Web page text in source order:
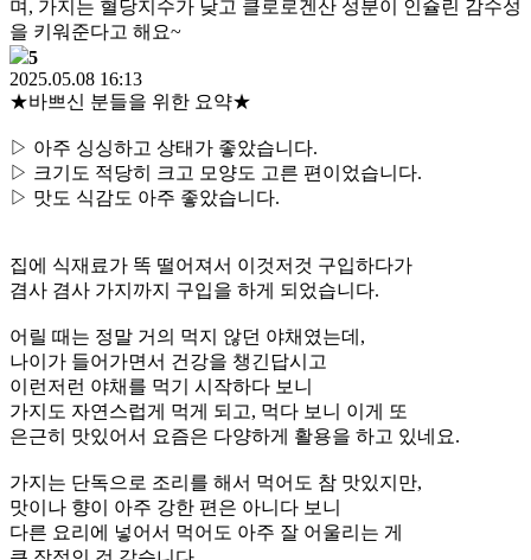
며, 가지는 혈당지수가 낮고 클로로겐산 성분이 인슐린 감수성
을 키워준다고 해요~
5
2025.05.08 16:13
★바쁘신 분들을 위한 요약★
▷ 아주 싱싱하고 상태가 좋았습니다.
▷ 크기도 적당히 크고 모양도 고른 편이었습니다.
▷ 맛도 식감도 아주 좋았습니다.
집에 식재료가 똑 떨어져서 이것저것 구입하다가
겸사 겸사 가지까지 구입을 하게 되었습니다.
어릴 때는 정말 거의 먹지 않던 야채였는데,
나이가 들어가면서 건강을 챙긴답시고
이런저런 야채를 먹기 시작하다 보니
가지도 자연스럽게 먹게 되고, 먹다 보니 이게 또
은근히 맛있어서 요즘은 다양하게 활용을 하고 있네요.
가지는 단독으로 조리를 해서 먹어도 참 맛있지만,
맛이나 향이 아주 강한 편은 아니다 보니
다른 요리에 넣어서 먹어도 아주 잘 어울리는 게